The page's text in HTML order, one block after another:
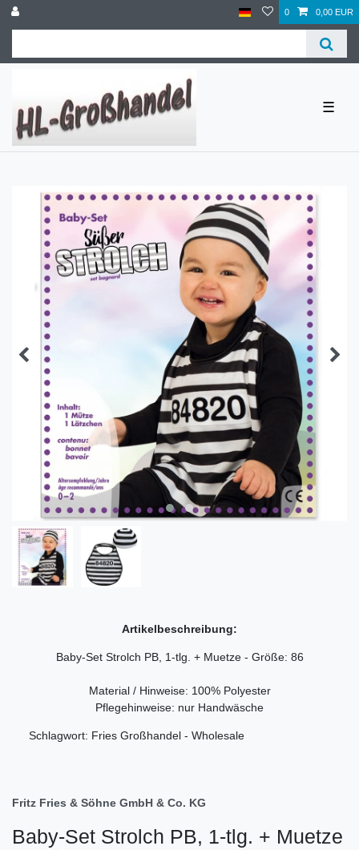
0 0,00 EUR
☰
Artikelbeschreibung:
Baby-Set Strolch PB, 1-tlg. + Muetze - Größe: 86
Material / Hinweise: 100% Polyester
Pflegehinweise: nur Handwäsche
Schlagwort: Fries Großhandel - Wholesale
Fritz Fries & Söhne GmbH & Co. KG
Baby-Set Strolch PB, 1-tlg. + Muetze